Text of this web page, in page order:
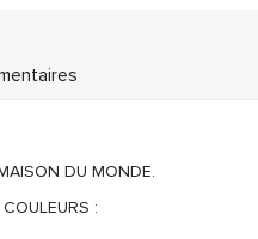
DU MONDE.
: